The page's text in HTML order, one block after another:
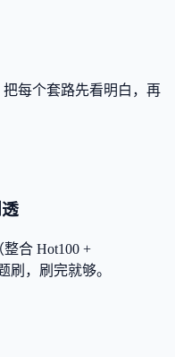
每个套路先看明白，再
合 Hot100 +
刷，刷完就够。